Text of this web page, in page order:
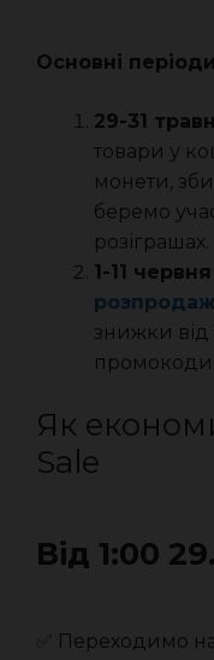
Основні
29-31
товари у
монети,
беремо
розіграшах.
1-11 червня
розпродаж
знижки від
промокоди
Як
Sale
Від 1:00
✅ Переходимо